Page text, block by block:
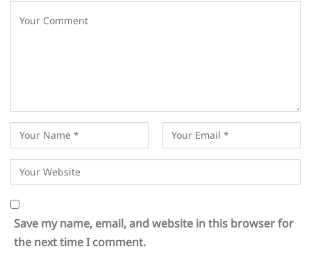
Save my name, email, and website in this browser for
the next time I comment.